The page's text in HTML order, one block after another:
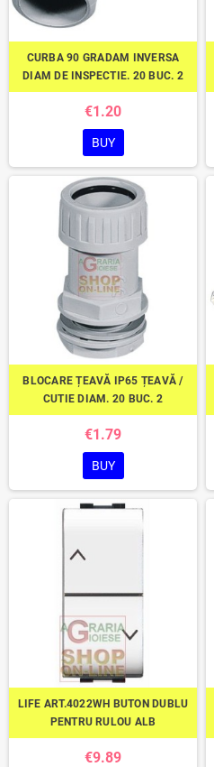
CURBA 90 GRADAM INVERSA
DIAM DE INSPECTIE. 20 BUC. 2
€1.20
BUY
BLOCARE ȚEAVĂ IP65 ȚEAVĂ /
CUTIE DIAM. 20 BUC. 2
€1.79
BUY
LIFE ART.4022WH BUTON DUBLU
PENTRU RULOU ALB
€9.89